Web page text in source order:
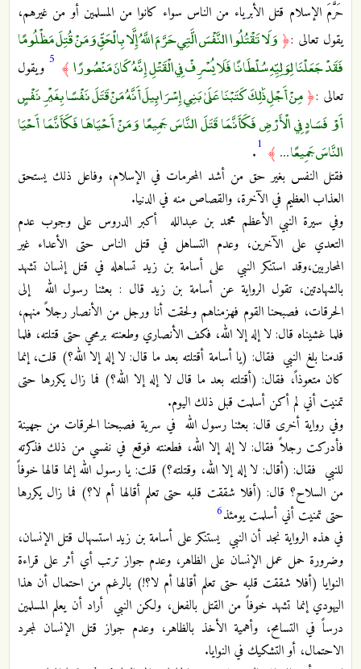
حَرَّمَ الإسلام قتل الأبرياء من الناس سواء كانوا من المسلمين أو من غيرهم،
يقول تعالى :﴿ وَلَا تَقْتُلُوا النَّفْسَ الَّتِي حَرَّمَ اللَّهُ إِلَّا بِالْحَقِّ وَمَنْ قُتِلَ مَظْلُومًا
فَقَدْ جَعَلْنَا لِوَلِيِّهِ سُلْطَانًا فَلَا يُسْرِفْ فِي الْقَتْلِ إِنَّهُ كَانَ مَنْصُورًا﴾ 5 ويقول
تعالى :﴿مِنْ أَجْلِ ذَٰلِكَ كَتَبْنَا عَلَىٰ بَنِي إِسْرَائِيلَ أَنَّهُ مَنْ قَتَلَ نَفْسًا بِغَيْرِ نَفْسٍ
أَوْ فَسَادٍ فِي الْأَرْضِ فَكَأَنَّمَا قَتَلَ النَّاسَ جَمِيعًا وَمَنْ أَحْيَاهَا فَكَأَنَّمَا أَحْيَا
النَّاسَ جَمِيعًا ... ﴾ 1
.
فقتل النفس بغير حق من أشد المحرمات في الإسلام، وفاعل ذلك يستحق
العذاب العظيم في الآخرة، والقصاص منه في الدنيا.
وفي سيرة النبي الأعظم محمد بن عبدالله أكبر الدروس على وجوب عدم
التعدي على الآخرين، وعدم التساهل في قتل الناس حتى الأعداء غير
المحاربين،وقد استنكر النبي على أسامة بن زيد تساهله في قتل إنسان تشهد
بالشهادتين، تقول الرواية عن أسامة بن زيد قال : بعثنا رسول الله إلى
الحرقات، فصبحنا القوم فهزمناهم ولحقت أنا ورجل من الأنصار رجلاً منهم،
فلما غشيناه قال: لا إله إلا الله، فكف الأنصاري وطعنته برمحي حتى قتلته، فلما
قدمنا بلغ النبي فقال: (يا أسامة أقتلته بعد ما قال: لا إله إلا الله؟) قلت، إنما
كان متعوذاً، فقال: (أقتلته بعد ما قال لا إله إلا الله؟) فما زال يكررها حتى
تمنيت أني لم أكن أسلمت قبل ذلك اليوم.
وفي رواية أخرى قال: بعثنا رسول الله في سرية فصبحنا الحرقات من جهينة
فأدركت رجلاً فقال: لا إله إلا الله، فطعنته فوقع في نفسي من ذلك فذكرته
للنبي فقال: (أقال: لا إله إلا الله، وقتلته؟) قلت: يا رسول الله إنما قالها خوفاً
من السلاح؟ قال: (أفلا شققت قلبه حتى تعلم أقالها أم لا؟) فما زال يكررها
حتى تمنيت أني أسلمت يومئذ6
في هذه الرواية نجد أن النبي يستنكر على أسامة بن زيد استسهال قتل الإنسان،
وضرورة حمل عمل الإنسان على الظاهر، وعدم جواز ترتب أي أثر على قراءة
النوايا (أفلا شققت قلبه حتى تعلم أقالها أم لا؟!) بالرغم من احتمال أن هذا
اليهودي إنما تشهد خوفاً من القتل بالفعل، ولكن النبي أراد أن يعلم المسلمين
درساً في التسامح، وأهمية الأخذ بالظاهر، وعدم جواز قتل الإنسان لمجرد
الاحتمال، أو التشكيك في النوايا.